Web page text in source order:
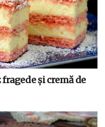
și cremă de